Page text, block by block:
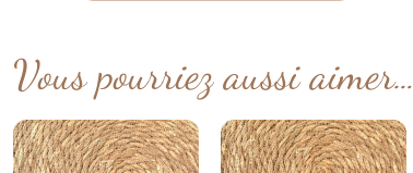
Vous pourriez aussi aimer…